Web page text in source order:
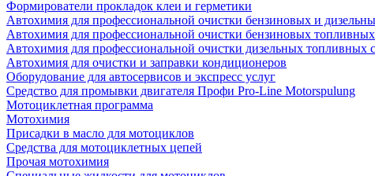
Формирователи прокладок клеи и герметики
Автохимия для профессиональной очистки бензиновых и
Автохимия для профессиональной очистки бензиновых
Автохимия для профессиональной очистки дизельных топливных
Автохимия для очистки и заправки кондиционеров
Оборудование для автосервисов и экспресс услуг
Средство для промывки двигателя Профи Pro-Line Motorspulung
Мотоциклетная программа
Мотохимия
Присадки в масло для мотоциклов
Средства для мотоциклетных цепей
Прочая мотохимия